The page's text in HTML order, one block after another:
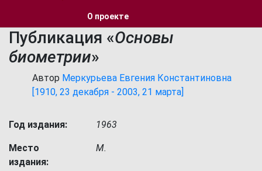
О проекте
Публикация «Основы
биометрии»
Автор Меркурьева Евгения Константиновна
[1910, 23 декабря - 2003, 21 марта]
Год издания: 1963
Место
издания:
М.